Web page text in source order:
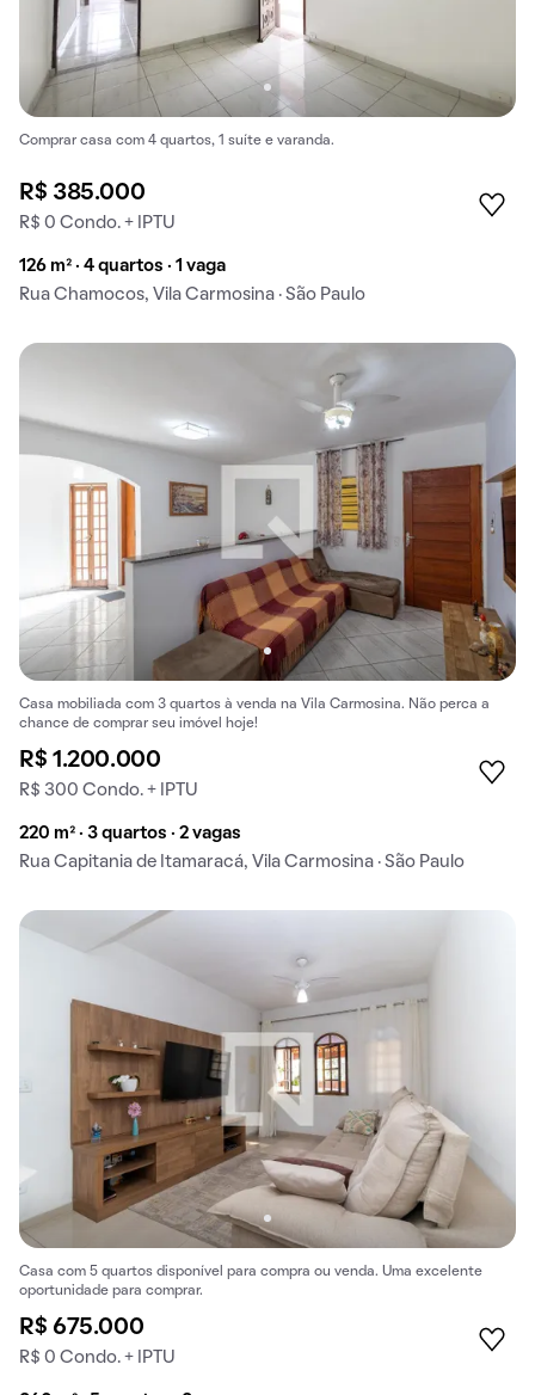
Comprar casa com 4 quartos, 1 suíte e varanda.
R$ 385.000
R$ 0 Condo. + IPTU
126 m² · 4 quartos · 1 vaga
Rua Chamocos, Vila Carmosina · São Paulo
Casa mobiliada com 3 quartos à venda na Vila Carmosina. Não perca a
chance de comprar seu imóvel hoje!
R$ 1.200.000
R$ 300 Condo. + IPTU
220 m² · 3 quartos · 2 vagas
Rua Capitania de Itamaracá, Vila Carmosina · São Paulo
Casa com 5 quartos disponível para compra ou venda. Uma excelente
oportunidade para comprar.
R$ 675.000
R$ 0 Condo. + IPTU